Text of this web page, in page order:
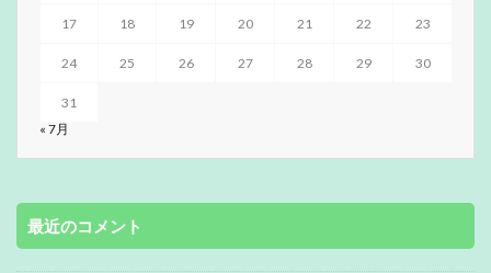
17 18 19 20 21 22 23
24 25 26 27 28 29 30
31
« 7月
最近のコメント